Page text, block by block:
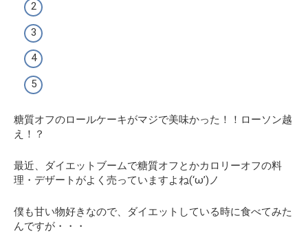
糖質オフのロールケーキがマジで美味かった！！ローソン越
え！？
最近、ダイエットブームで糖質オフとかカロリーオフの料
理・デザートがよく売っていますよね(‘ω’)ノ
僕も甘い物好きなので、ダイエットしている時に食べてみた
んですが・・・